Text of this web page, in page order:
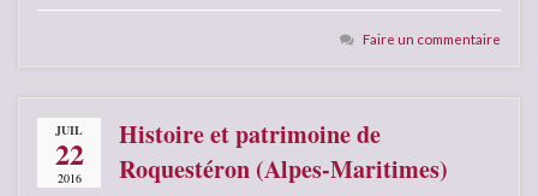
Faire un commentaire
JUIL
22
2016
Histoire et patrimoine de
Roquestéron (Alpes-Maritimes)